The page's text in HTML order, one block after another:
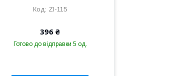
ZI-115
396 ₴
Готово до відправки 5 од.